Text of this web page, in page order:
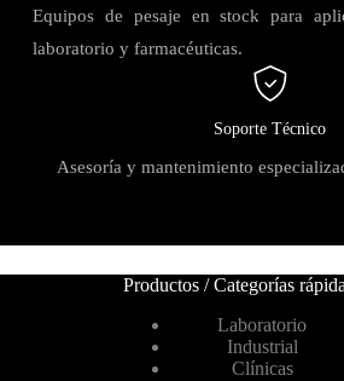
Equipos de pesaje en stock para
laboratorio y farmacéuticas.
Soporte Técnico
Asesoría y mantenimiento
Productos / Categorías
Laboratorio
Industrial
Clínicas